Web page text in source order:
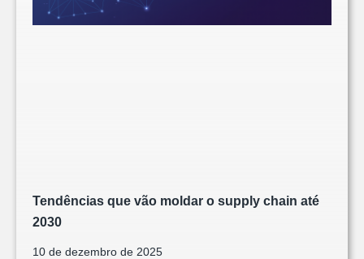
Tendências que vão moldar o supply chain até
2030
10 de dezembro de 2025